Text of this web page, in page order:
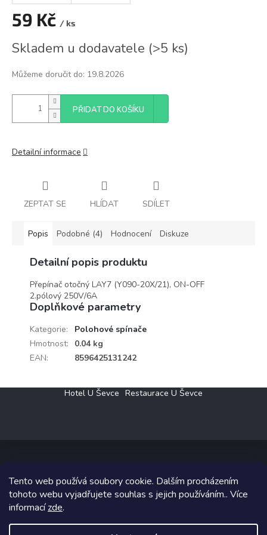
Tento web používá soubory cookie. Dalším procházením
tohoto webu vyjadřujete souhlas s jejich používáním.. Více
informacízde.
59 Kč / ks
cena:
Skladem u dodavatele (>5 ks)
Můžeme doručit do: 19.8.2026
PŘIDAT DO KOŠÍKU
Detailní informace
ZEPTAT SE HLÍDAT SDÍLET
Popis Podobné (4) Hodnocení Diskuze
Detailní popis produktu
Přepínač otočný LAY7 (Y090-20X/21), ON-OFF
2.pólový 250V/6A
Doplňkové parametry
Kategorie:
Polohové spínače
Hmotnost:
0.04 kg
EAN: 8596425131242
Hotel U Ševce Restaurace U Ševce
Copyright 2026Elektro Klesný s.r.o.. Všechna práva vyhrazena.
Grafický návrh vytvořil a na Shoptet implementoval
Shoptetak.cz.